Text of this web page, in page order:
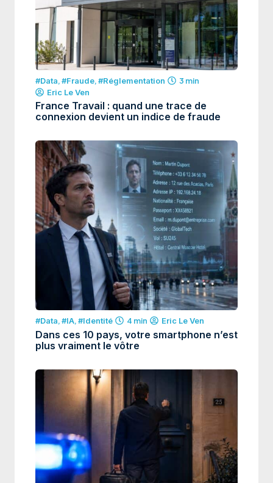
#Data,#Fraude,#Réglementation
3 min
Eric Le Ven
France Travail : quand une trace de
connexion devient un indice de fraude
#Data,#IA,#Identité 4 min Eric Le Ven
Dans ces 10 pays, votre smartphone n’est
plus vraiment le vôtre